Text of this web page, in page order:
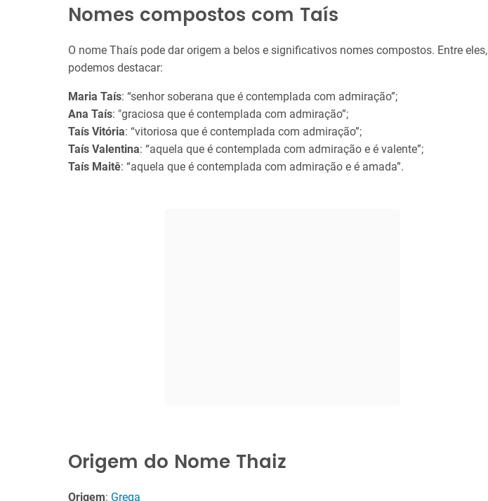
Nomes compostos com Taís
O nome Thaís pode dar origem a belos e significativos nomes compostos. Entre eles,
podemos destacar:
Maria Taís: “senhor soberana que é contemplada com admiração”;
Ana Taís: "graciosa que é contemplada com admiração”;
Taís Vitória: “vitoriosa que é contemplada com admiração”;
Taís Valentina: “aquela que é contemplada com admiração e é valente”;
Taís Maitê: “aquela que é contemplada com admiração e é amada”.
Origem do Nome Thaiz
Origem: Grega